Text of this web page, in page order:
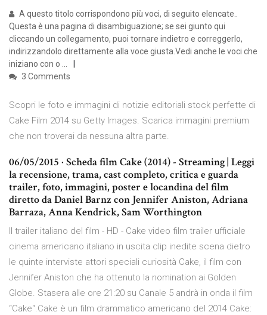
A questo titolo corrispondono più voci, di seguito elencate..
Questa è una pagina di disambiguazione; se sei giunto qui
cliccando un collegamento, puoi tornare indietro e correggerlo,
indirizzandolo direttamente alla voce giusta.Vedi anche le voci che
iniziano con o …
3 Comments
Scopri le foto e immagini di notizie editoriali stock perfette di
Cake Film 2014 su Getty Images. Scarica immagini premium
che non troverai da nessuna altra parte.
06/05/2015 · Scheda film Cake (2014) - Streaming | Leggi
la recensione, trama, cast completo, critica e guarda
trailer, foto, immagini, poster e locandina del film
diretto da Daniel Barnz con Jennifer Aniston, Adriana
Barraza, Anna Kendrick, Sam Worthington
Il trailer italiano del film - HD - Cake video film trailer ufficiale
cinema americano italiano in uscita clip inedite scena dietro
le quinte interviste attori speciali curiosità Cake, il film con
Jennifer Aniston che ha ottenuto la nomination ai Golden
Globe. Stasera alle ore 21:20 su Canale 5 andrà in onda il film
“Cake“.Cake è un film drammatico americano del 2014 Cake: